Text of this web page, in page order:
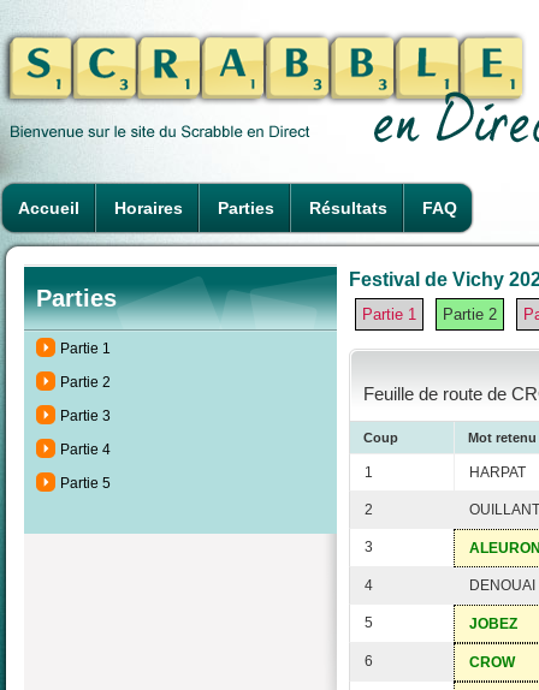
Accueil Horaires Parties Résultats FAQ
Parties
Partie 1
Partie 2
Partie 3
Partie 4
Partie 5
Festival de Vichy
Partie 1 Partie 2
Feuille de route de
Coup Mot retenu
1 HARPAT
2 OUILLANT
3
4 DENOUAI
5 JOBEZ
6 CROW